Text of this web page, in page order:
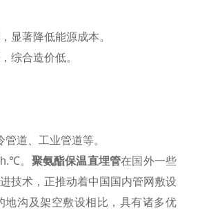
显著降低能源成本。
综合造价低。
道、工业管道等。
。 聚氨酯保温直埋管在国外一些
技术，正推动着中国国内管网敷设
地沟及架空敷设相比，具有诸多优